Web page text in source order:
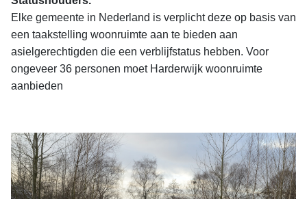
Elke gemeente in Nederland is verplicht deze op basis van
een taakstelling woonruimte aan te bieden aan
asielgerechtigden die een verblijfstatus hebben. Voor
ongeveer 36 personen moet Harderwijk woonruimte
aanbieden